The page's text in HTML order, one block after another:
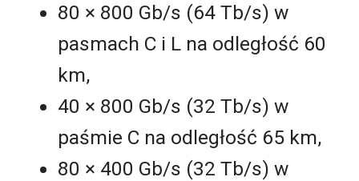
80 × 800 Gb/s (64 Tb/s) w
pasmach C i L na odległość 60
km,
40 × 800 Gb/s (32 Tb/s) w
paśmie C na odległość 65 km,
80 × 400 Gb/s (32 Tb/s) w